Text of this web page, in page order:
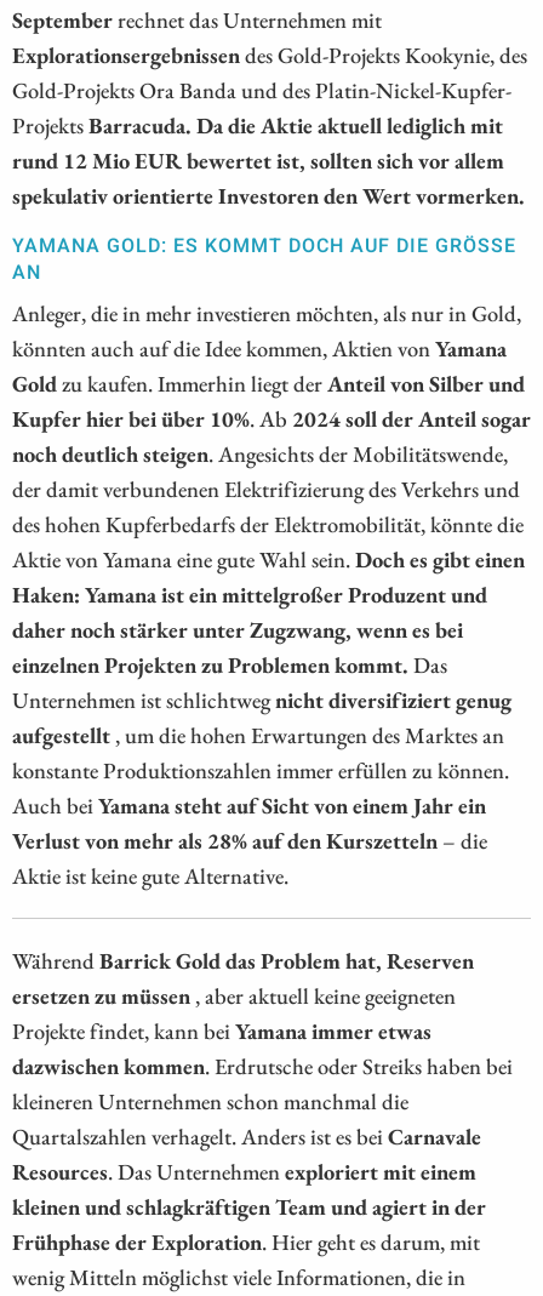
Septemberrechnet das Unternehmen mit
Explorationsergebnissendes Gold-Projekts Kookynie, des
Gold-Projekts Ora Banda und des Platin-Nickel-Kupfer-
ProjektsBarracuda. Da die Aktie aktuell lediglich mit
rund 12 Mio EUR bewertet ist, sollten sich vor allem
spekulativ orientierte Investoren den Wert vormerken.
YAMANA GOLD: ES KOMMT DOCH AUF DIE GRÖSSE A
N
Anleger, die in mehr investieren möchten, als nur in Gold,
könnten auch auf die Idee kommen, Aktien vonYamana
Goldzu kaufen. Immerhin liegt derAnteil von Silber und
Kupfer hier bei über 10%. Ab 2024 soll der Anteil sogar
noch deutlich steigen. Angesichts der Mobilitätswende,
der damit verbundenen Elektrifizierung des Verkehrs und
des hohen Kupferbedarfs der Elektromobilität, könnte die
Aktie von Yamana eine gute Wahl sein.Doch es gibt einen
Haken: Yamana ist ein mittelgroßer Produzent und
daher noch stärker unter Zugzwang, wenn es bei
einzelnen Projekten zu Problemen kommt. Das
Unternehmen ist schlichtwegnicht diversifiziert genug
aufgestellt , um die hohen Erwartungen des Marktes an
konstante Produktionszahlen immer erfüllen zu können.
Auch beiYamana steht auf Sicht von einem Jahr ein
Verlust von mehr als 28% auf den Kurszetteln – die
Aktie ist keine gute Alternative.
WährendBarrick Gold das Problem hat, Reserven
ersetzen zu müssen , aber aktuell keine geeigneten
Projekte findet, kann beiYamana immer etwas
dazwischen kommen. Erdrutsche oder Streiks haben bei
kleineren Unternehmen schon manchmal die
Quartalszahlen verhagelt. Anders ist es beiCarnavale
Resources. Das Unternehmenexploriert mit einem
kleinen und schlagkräftigen Team und agiert in der
Frühphase der Exploration. Hier geht es darum, mit
wenig Mitteln möglichst viele Informationen, die in